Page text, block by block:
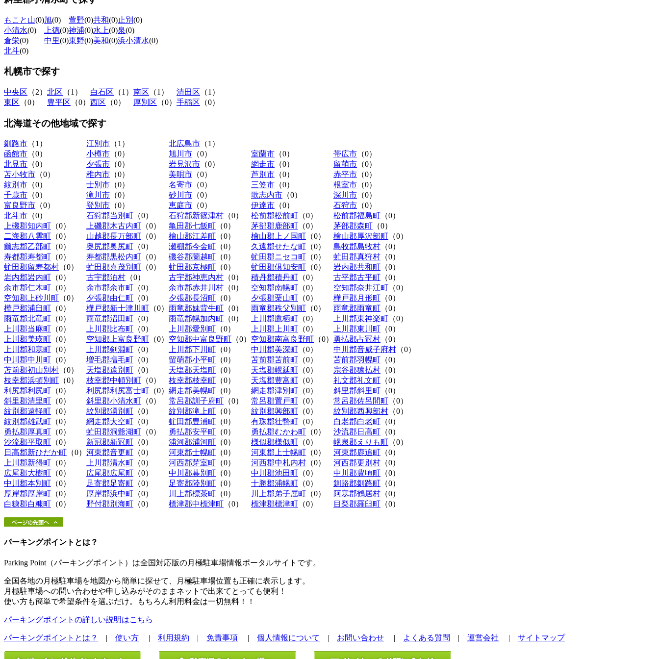
もこと山(0)旭(0) 萱野(0)共和(0)止別 (0)
小清水(0) 上徳(0)神浦(0)水上(0)泉(0)
倉栄(0) 中里(0)東野(0)美和(0)浜小清水(0)
北斗(0)
札幌市で探す
中央区 （2） 北区 （1） 白石区 （1） 南区 （1） 清田区 （1）
東区 （0） 豊平区 （0） 西区 （0） 厚別区 （0） 手稲区 （0）
北海道その他地域で探す
釧路市 （1） 江別市 （1） 北広島市 （1）
函館市 （0） 小樽市 （0） 旭川市 （0） 室蘭市 （0） 帯広市 （0）
北見市 （0） 夕張市 （0） 岩見沢市 （0） 網走市 （0） 留萌市 （0）
苫小牧市 （0） 稚内市 （0） 美唄市 （0） 芦別市 （0） 赤平市 （0）
紋別市 （0） 士別市 （0） 名寄市 （0） 三笠市 （0） 根室市 （0）
千歳市 （0） 滝川市 （0） 砂川市 （0） 歌志内市 （0） 深川市 （0）
富良野市 （0） 登別市 （0） 恵庭市 （0） 伊達市 （0） 石狩市 （0）
北斗市 （0） 石狩郡当別町 （0） 石狩郡新篠津村 （0） 松前郡松前町 （0） 松前郡福島町 （0）
上磯郡知内町 （0） 上磯郡木古内町 （0） 亀田郡七飯町 （0） 茅部郡鹿部町 （0） 茅部郡森町 （0）
二海郡八雲町 （0） 山越郡長万部町 （0） 檜山郡江差町 （0） 檜山郡上ノ国町 （0） 檜山郡厚沢部町 （0）
爾志郡乙部町 （0） 奥尻郡奥尻町 （0） 瀬棚郡今金町 （0） 久遠郡せたな町 （0） 島牧郡島牧村 （0）
寿都郡寿都町 （0） 寿都郡黒松内町 （0） 磯谷郡蘭越町 （0） 虻田郡ニセコ町 （0） 虻田郡真狩村 （0）
虻田郡留寿都村 （0） 虻田郡喜茂別町 （0） 虻田郡京極町 （0） 虻田郡倶知安町 （0） 岩内郡共和町 （0）
岩内郡岩内町 （0） 古宇郡泊村 （0） 古宇郡神恵内村 （0） 積丹郡積丹町 （0） 古平郡古平町 （0）
余市郡仁木町 （0） 余市郡余市町 （0） 余市郡赤井川村 （0） 空知郡南幌町 （0） 空知郡奈井江町 （0）
空知郡上砂川町 （0） 夕張郡由仁町 （0） 夕張郡長沼町 （0） 夕張郡栗山町 （0） 樺戸郡月形町 （0）
樺戸郡浦臼町 （0） 樺戸郡新十津川町 （0） 雨竜郡妹背牛町 （0） 雨竜郡秩父別町 （0） 雨竜郡雨竜町 （0）
雨竜郡北竜町 （0） 雨竜郡沼田町 （0） 雨竜郡幌加内町 （0） 上川郡鷹栖町 （0） 上川郡東神楽町 （0）
上川郡当麻町 （0） 上川郡比布町 （0） 上川郡愛別町 （0） 上川郡上川町 （0） 上川郡東川町 （0）
上川郡美瑛町 （0） 空知郡上富良野町 （0） 空知郡中富良野町 （0） 空知郡南富良野町 （0） 勇払郡占冠村 （0）
上川郡和寒町 （0） 上川郡剣淵町 （0） 上川郡下川町 （0） 中川郡美深町 （0） 中川郡音威子府村 （0）
中川郡中川町 （0） 増毛郡増毛町 （0） 留萌郡小平町 （0） 苫前郡苫前町 （0） 苫前郡羽幌町 （0）
苫前郡初山別村 （0） 天塩郡遠別町 （0） 天塩郡天塩町 （0） 天塩郡幌延町 （0） 宗谷郡猿払村 （0）
枝幸郡浜頓別町 （0） 枝幸郡中頓別町 （0） 枝幸郡枝幸町 （0） 天塩郡豊富町 （0） 礼文郡礼文町 （0）
利尻郡利尻町 （0） 利尻郡利尻富士町 （0） 網走郡美幌町 （0） 網走郡津別町 （0） 斜里郡斜里町 （0）
斜里郡清里町 （0） 斜里郡小清水町 （0） 常呂郡訓子府町 （0） 常呂郡置戸町 （0） 常呂郡佐呂間町 （0）
紋別郡遠軽町 （0） 紋別郡湧別町 （0） 紋別郡滝上町 （0） 紋別郡興部町 （0） 紋別郡西興部村 （0）
紋別郡雄武町 （0） 網走郡大空町 （0） 虻田郡豊浦町 （0） 有珠郡壮瞥町 （0） 白老郡白老町 （0）
勇払郡厚真町 （0） 虻田郡洞爺湖町 （0） 勇払郡安平町 （0） 勇払郡むかわ町 （0） 沙流郡日高町 （0）
沙流郡平取町 （0） 新冠郡新冠町 （0） 浦河郡浦河町 （0） 様似郡様似町 （0） 幌泉郡えりも町 （0）
日高郡新ひだか町 （0） 河東郡音更町 （0） 河東郡士幌町 （0） 河東郡上士幌町 （0） 河東郡鹿追町 （0）
上川郡新得町 （0） 上川郡清水町 （0） 河西郡芽室町 （0） 河西郡中札内村 （0） 河西郡更別村 （0）
広尾郡大樹町 （0） 広尾郡広尾町 （0） 中川郡幕別町 （0） 中川郡池田町 （0） 中川郡豊頃町 （0）
中川郡本別町 （0） 足寄郡足寄町 （0） 足寄郡陸別町 （0） 十勝郡浦幌町 （0） 釧路郡釧路町 （0）
厚岸郡厚岸町 （0） 厚岸郡浜中町 （0） 川上郡標茶町 （0） 川上郡弟子屈町 （0） 阿寒郡鶴居村 （0）
白糠郡白糠町 （0） 野付郡別海町 （0） 標津郡中標津町 （0） 標津郡標津町 （0） 目梨郡羅臼町 （0）
パーキングポイントとは？
Parking Point（パーキングポイント）は全国対応版の月極駐車場情報ポータルサイトです。
全国各地の月極駐車場を地図から簡単に探せて、月極駐車場位置も正確に表示します。
月極駐車場への問い合わせや申し込みがそのままネットで出来てとっても便利！
使い方も簡単で希望条件を選ぶだけ。もちろん利用料金は一切無料！！
パーキングポイントの詳しい説明はこちら
パーキングポイントとは？ | 使い方 | 利用規約 | 免責事項 | 個人情報について | お問い合わせ | よくある質問 | 運営会社 | サイトマップ